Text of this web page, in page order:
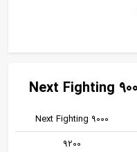
Next Fighting 9000
9200